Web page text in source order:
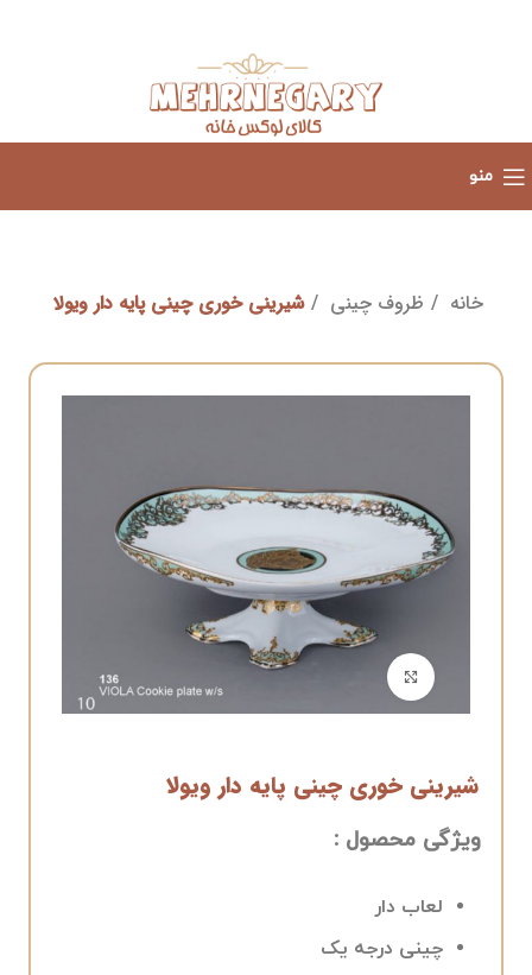
منو
خانه ظروف چینی شیرینی خوری چینی پایه دار ویولا
برای بزرگنمایی کلیک کنید
شیرینی خوری چینی پایه دار ویولا
ویژگی محصول :
لعاب دار
چینی درجه یک